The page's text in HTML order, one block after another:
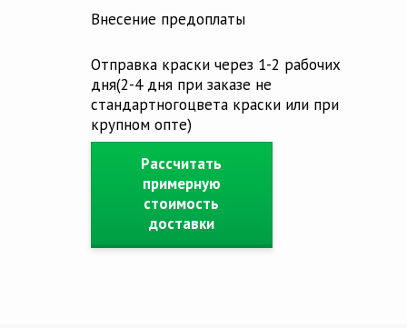
Внесение предоплаты
Отправка краски через 1-2 рабочих
дня(2-4 дня при заказе не
стандартногоцвета краски или при
крупном опте)
Рассчитать
примерную
стоимость
доставки